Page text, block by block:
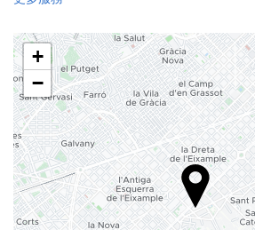
全面禁煙
不允許寵物
接待服務
24 小時接待櫃檯
行李寄存
安全
+
−